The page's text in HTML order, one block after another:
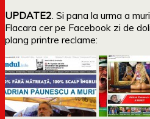
UPDATE2 . Si pana la urma a
Flacara cer pe Facebook zi de
plang printre reclame: